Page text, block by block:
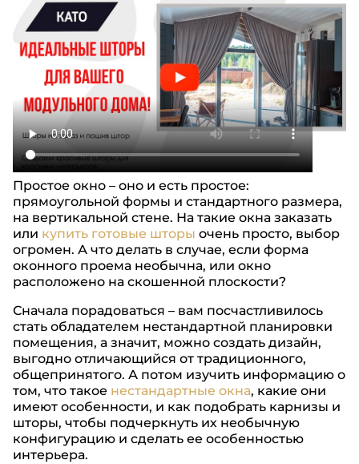
Простое окно – оно и есть простое:
прямоугольной формы и стандартного размера,
на вертикальной стене. На такие окна заказать
или купить готовые шторы очень просто, выбор
огромен. А что делать в случае, если форма
оконного проема необычна, или окно
расположено на скошенной плоскости?
Сначала порадоваться – вам посчастливилось
стать обладателем нестандартной планировки
помещения, а значит, можно создать дизайн,
выгодно отличающийся от традиционного,
общепринятого. А потом изучить информацию о
том, что такое нестандартные окна, какие они
имеют особенности, и как подобрать карнизы и
шторы, чтобы подчеркнуть их необычную
конфигурацию и сделать ее особенностью
интерьера.